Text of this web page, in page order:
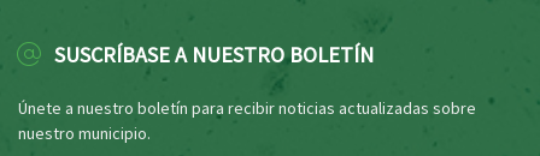
SUSCRÍBASE A NUESTRO BOLETÍN
Únete a nuestro boletín para recibir noticias actualizadas sobre
nuestro municipio.